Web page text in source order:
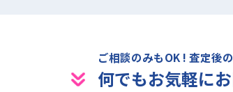
ご相談のみもOK ! 査定後
何でもお気軽に